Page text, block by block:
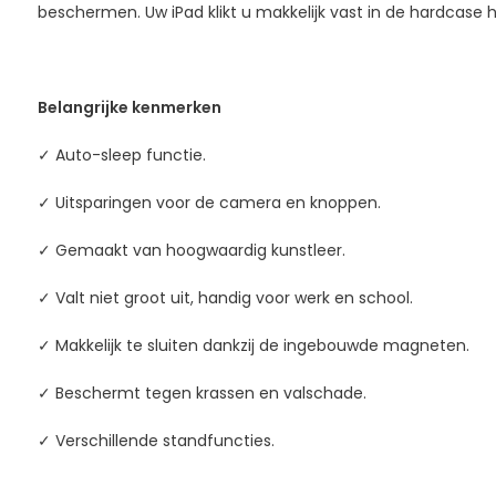
beschermen. Uw iPad klikt u makkelijk vast in de hardcase
Belangrijke kenmerken
✓ Auto-sleep functie.
✓ Uitsparingen voor de camera en knoppen.
✓ Gemaakt van hoogwaardig kunstleer.
✓ Valt niet groot uit, handig voor werk en school.
✓ Makkelijk te sluiten dankzij de ingebouwde magneten.
✓ Beschermt tegen krassen en valschade.
✓ Verschillende standfuncties.